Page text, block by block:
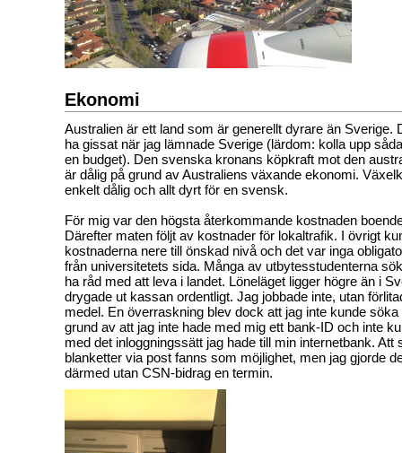
Ekonomi
Australien är ett land som är generellt dyrare än Sverige.
ha gissat när jag lämnade Sverige (lärdom: kolla upp
en budget). Den svenska kronans köpkraft mot den
är dålig på grund av Australiens växande ekonomi.
enkelt dålig och allt dyrt för en svensk.
För mig var den högsta återkommande kostnaden
Därefter maten följt av kostnader för lokaltrafik. I övrigt
kostnaderna nere till önskad nivå och det var inga
från universitetets sida. Många av utbytesstudenterna
ha råd med att leva i landet. Löneläget ligger högre än i
drygade ut kassan ordentligt. Jag jobbade inte, utan
medel. En överraskning blev dock att jag inte kunde
grund av att jag inte hade med mig ett bank-ID och inte
med det inloggningssätt jag hade till min internetbank. Att
blanketter via post fanns som möjlighet, men jag gjorde
därmed utan CSN-bidrag en termin.